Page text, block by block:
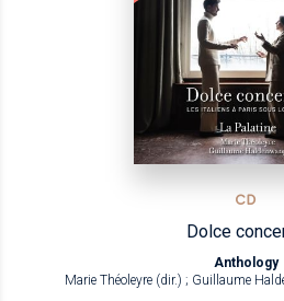
CD
Dolce
Anthology
Marie Théoleyre (dir.) ; Guillaume